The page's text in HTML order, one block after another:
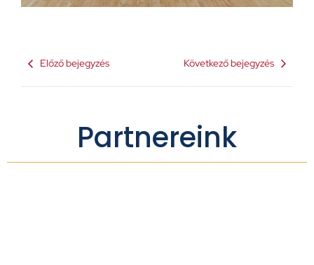
Előző bejegyzés Következő bejegyzés
Partnereink